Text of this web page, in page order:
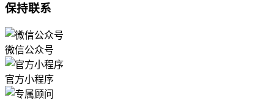
保持联系
微信公众号
官方小程序